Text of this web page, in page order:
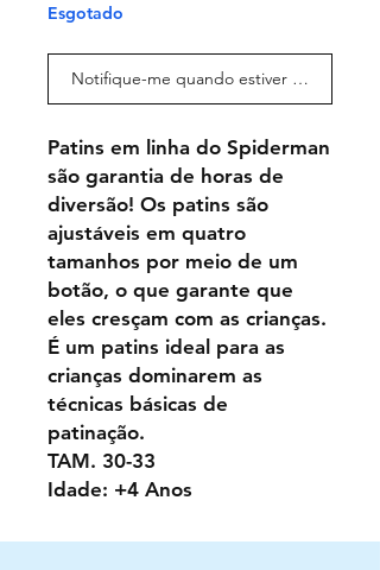
Esgotado
Notifique-me quando estiver disponível
Patins em linha do Spiderman
são garantia de horas de
diversão! Os patins são
ajustáveis ​​em quatro
tamanhos por meio de um
botão, o que garante que
eles cresçam com as crianças.
É um patins ideal para as
crianças dominarem as
técnicas básicas de
patinação.
TAM. 30-33
Idade: +4 Anos